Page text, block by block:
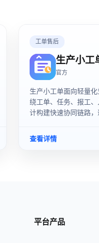
工单售后
生产小工
官方
生产小工单面向轻量
绕工单、任务、报工
计构建快速协同链路，
查看详情
平台产品